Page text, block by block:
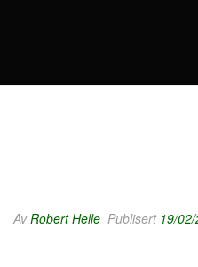
AvRobert Helle Publisert 19/